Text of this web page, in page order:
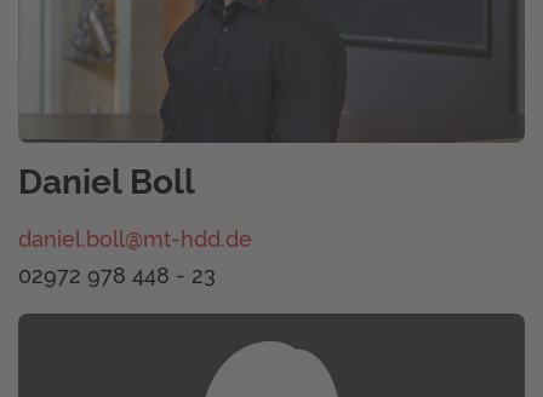
Daniel Boll
daniel.boll@mt-hdd.de
02972 978 448 - 23